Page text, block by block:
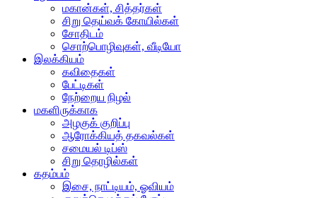
மகான்கள், சித்தர்கள்
சிறு தெய்வக் கோயில்கள்
சோதிடம்
சொற்பொழிவுகள், வீடியோ
இலக்கியம்
கவிதைகள்
பேட்டிகள்
நேற்றைய நிழல்
மகளிருக்காக
அழகுக் குறிப்பு
ஆரோக்கியத் தகவல்கள்
சமையல் டிப்ஸ்
சிறு தொழில்கள்
கதம்பம்
இசை, நாட்டியம், ஓவியம்